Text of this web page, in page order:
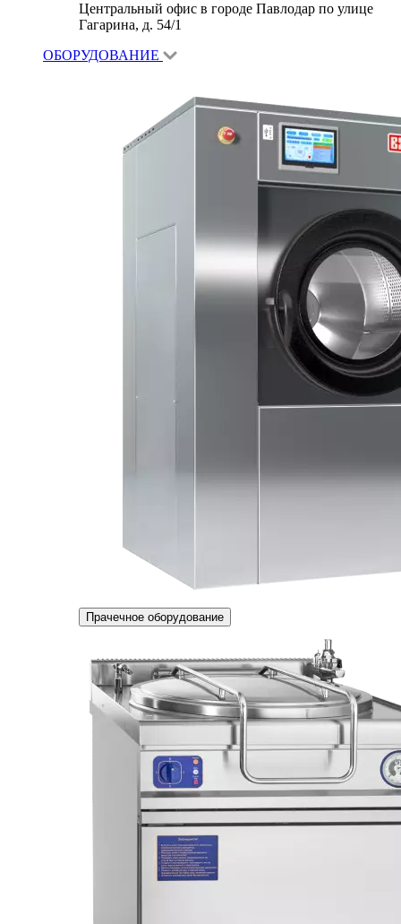
Центральный офис в городе Павлодар по улице
Гагарина, д. 54/1
ОБОРУДОВАНИЕ
Прачечное оборудование